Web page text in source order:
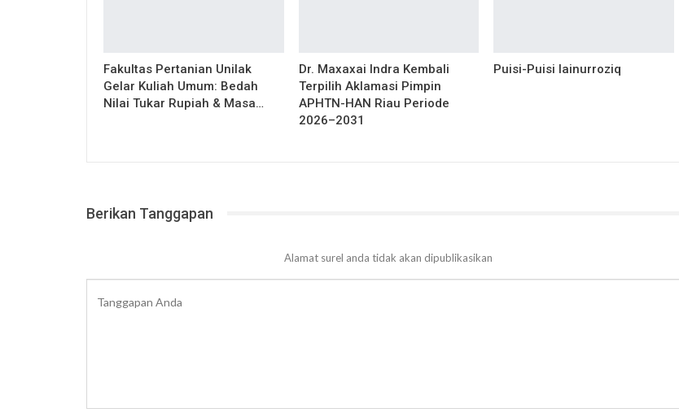
Fakultas Pertanian Unilak
Gelar Kuliah Umum: Bedah
Nilai Tukar Rupiah & Masa…
Dr. Maxaxai Indra Kembali
Terpilih Aklamasi Pimpin
APHTN-HAN Riau Periode
2026–2031
Puisi-Puisi Iainurroziq
Berikan Tanggapan
Alamat surel anda tidak akan dipublikasikan